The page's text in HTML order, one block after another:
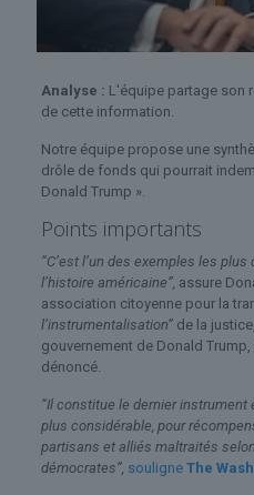
Analyse : L'équipe partage son
de cette information.
Notre équipe propose une
drôle de fonds qui pourrait
Donald Trump ».
Points importants
“C’est l’un des exemples les
l’histoire américaine”, assure
association citoyenne pour la
l’instrumentalisation” de la
gouvernement de Donald
dénoncé.
“Il constitue le dernier instrument
plus considérable, pour
partisans et alliés maltraités
démocrates”, souligne The